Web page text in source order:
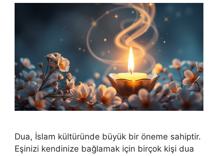
Dua, İslam kültüründe büyük bir öneme sahiptir.
Eşinizi kendinize bağlamak için birçok kişi dua